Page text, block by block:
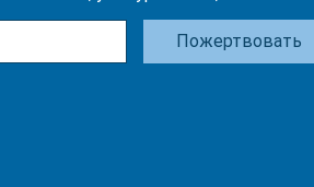
Пожертвовать